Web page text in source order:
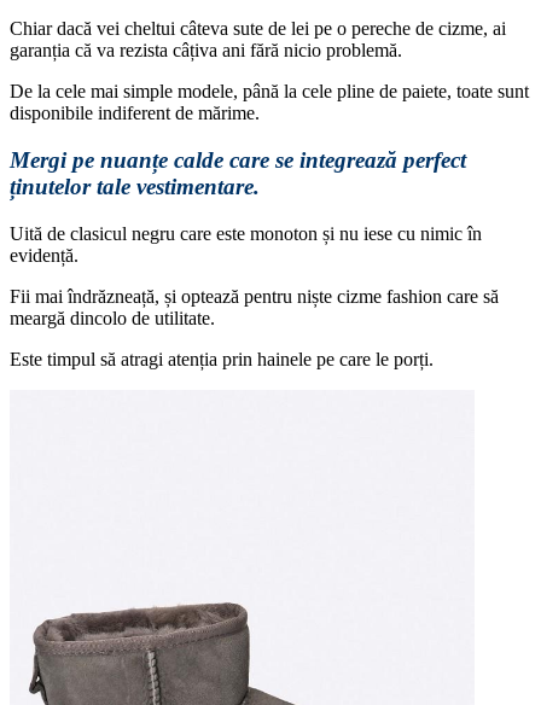
Chiar dacă vei cheltui câteva sute de lei pe o pereche de cizme, ai
garanția că va rezista câțiva ani fără nicio problemă.
De la cele mai simple modele, până la cele pline de paiete, toate sunt
disponibile indiferent de mărime.
Mergi pe nuanțe calde care se integrează perfect
ținutelor tale vestimentare.
Uită de clasicul negru care este monoton și nu iese cu nimic în
evidență.
Fii mai îndrăzneață, și optează pentru niște cizme fashion care să
meargă dincolo de utilitate.
Este timpul să atragi atenția prin hainele pe care le porți.